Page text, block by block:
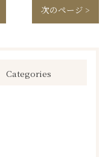
次のページ >
Categories